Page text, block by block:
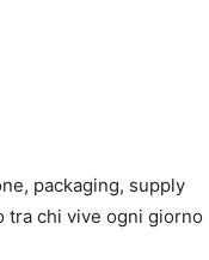
packaging, supply
tra chi vive ogni giorno